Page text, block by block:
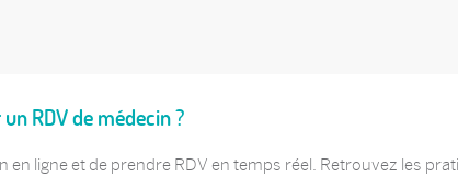
RDV de médecin ?
ligne et de prendre RDV en temps réel. Retrouvez les